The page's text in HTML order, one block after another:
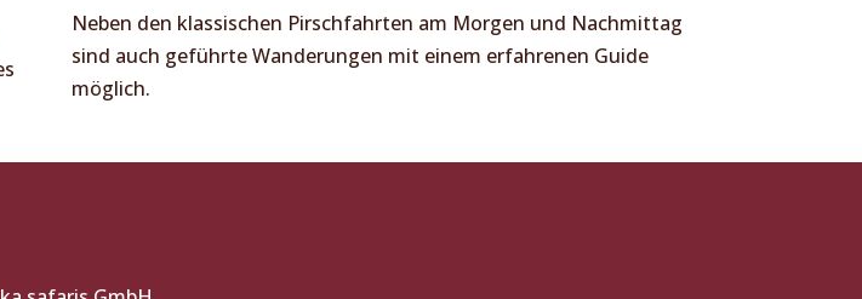
Neben den klassischen Pirschfahrten am Morgen und Nachmittag
sind auch geführte Wanderungen mit einem erfahrenen Guide
möglich.